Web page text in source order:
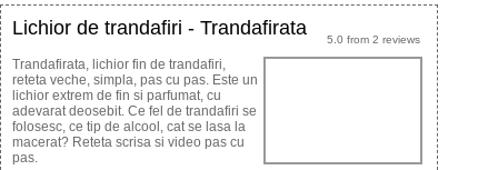
5.0 from 2 reviews
Lichior de trandafiri - Trandafirata
Trandafirata, lichior fin de trandafiri,
reteta veche, simpla, pas cu pas. Este un
lichior extrem de fin si parfumat, cu
adevarat deosebit. Ce fel de trandafiri se
folosesc, ce tip de alcool, cat se lasa la
macerat? Reteta scrisa si video pas cu
pas.